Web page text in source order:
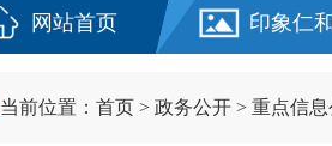
网站首页 印象仁和
当前位置： 首页 > 政务公开 > 重点信